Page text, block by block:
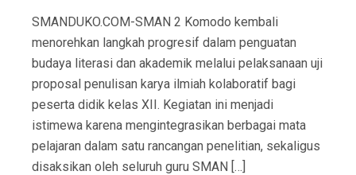
SMANDUKO.COM-SMAN 2 Komodo kembali
menorehkan langkah progresif dalam penguatan
budaya literasi dan akademik melalui pelaksanaan uji
proposal penulisan karya ilmiah kolaboratif bagi
peserta didik kelas XII. Kegiatan ini menjadi
istimewa karena mengintegrasikan berbagai mata
pelajaran dalam satu rancangan penelitian, sekaligus
disaksikan oleh seluruh guru SMAN […]